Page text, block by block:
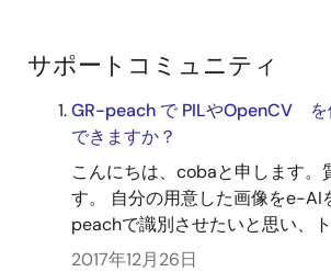
サポートコミュニティ
GR-peach で PILやOpenCV を
できますか？
こんにちは、cobaと申します。
す。 自分の用意した画像をe-AI
peachで識別させたいと思い、
2017年12月26日